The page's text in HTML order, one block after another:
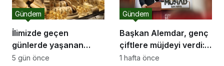
İlimizde geçen
günlerde yaşanan
ortalıktan kaybolan
Gündem
5 gün önce
Başkan Alemdar, genç
çiftlere müjdeyi verdi:
“Gençlerimize düğün
Gündem
1 hafta önce